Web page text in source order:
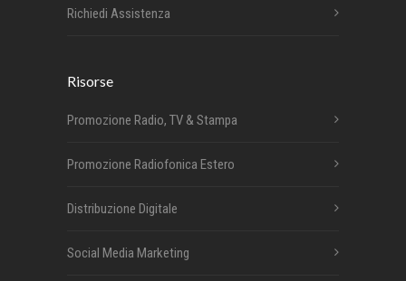
Richiedi Assistenza
Risorse
Promozione Radio, TV & Stampa
Promozione Radiofonica Estero
Distribuzione Digitale
Social Media Marketing